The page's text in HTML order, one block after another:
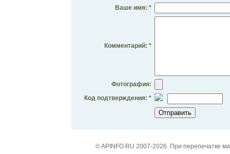
Ваше имя: *
Комментарий: *
Фотография:
Код подтверждения: *
© APINFO.RU 2007-2026. При перепечатке